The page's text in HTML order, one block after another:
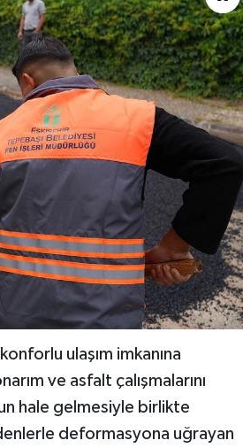
ulaşım imkanına
ve asfalt çalışmalarını
hale gelmesiyle birlikte
deformasyona uğrayan